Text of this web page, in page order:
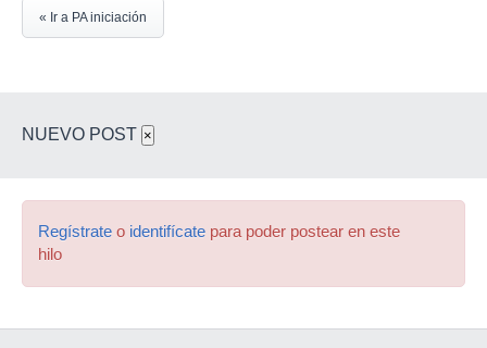
« Ir a PA iniciación
NUEVO POST ×
Regístrate o identifícate para poder postear en este
hilo